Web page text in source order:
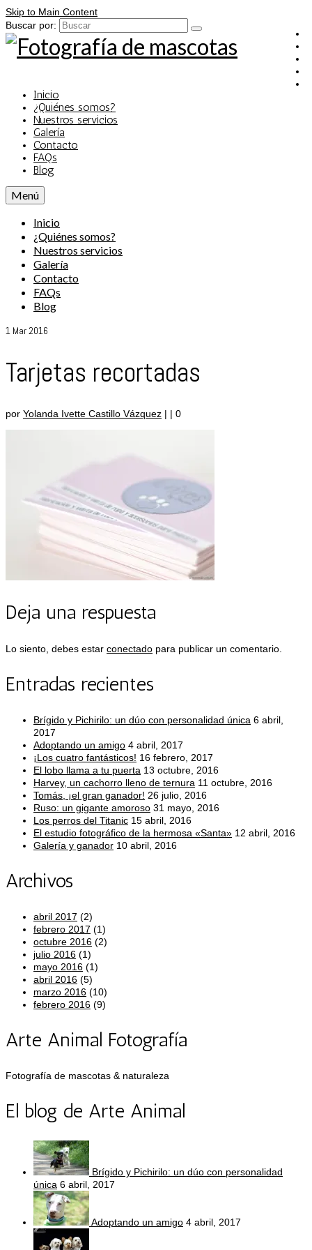
Skip to Main Content
Buscar por:
Inicio
¿Quiénes somos?
Nuestros servicios
Galería
Contacto
FAQs
Blog
Menú
Inicio
¿Quiénes somos?
Nuestros servicios
Galería
Contacto
FAQs
Blog
1 Mar 2016
Tarjetas recortadas
por Yolanda Ivette Castillo Vázquez | | 0
Deja una respuesta
Lo siento, debes estar conectado para publicar un comentario.
Entradas recientes
Brígido y Pichirilo: un dúo con personalidad única 6 abril,
2017
Adoptando un amigo 4 abril, 2017
¡Los cuatro fantásticos! 16 febrero, 2017
El lobo llama a tu puerta 13 octubre, 2016
Harvey, un cachorro lleno de ternura 11 octubre, 2016
Tomás, ¡el gran ganador! 26 julio, 2016
Ruso: un gigante amoroso 31 mayo, 2016
Los perros del Titanic 15 abril, 2016
El estudio fotográfico de la hermosa «Santa» 12 abril, 2016
Galería y ganador 10 abril, 2016
Archivos
abril 2017 (2)
febrero 2017 (1)
octubre 2016 (2)
julio 2016 (1)
mayo 2016 (1)
abril 2016 (5)
marzo 2016 (10)
febrero 2016 (9)
Arte Animal Fotografía
Fotografía de mascotas & naturaleza
El blog de Arte Animal
Brígido y Pichirilo: un dúo con personalidad
única 6 abril, 2017
Adoptando un amigo 4 abril, 2017